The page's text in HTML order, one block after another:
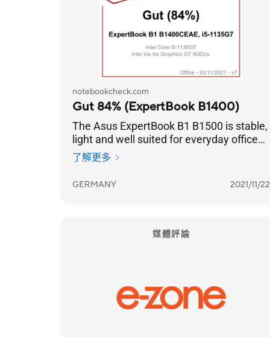
notebookcheck.com
Gut 84% (ExpertBook B1400)
The Asus ExpertBook B1 B1500 is stable,
light and well suited for everyday office
tasks.
了解更多
GERMANY 2021/11/22
媒體評論